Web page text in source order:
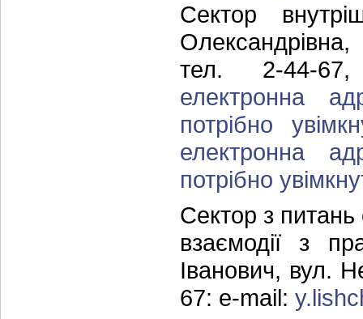
Сектор
тел. 2-44-
електронна
потрібно
електронна
потрібно
Сектор з питань
взаємодії з
Іванович, вул.
67: e-mail: